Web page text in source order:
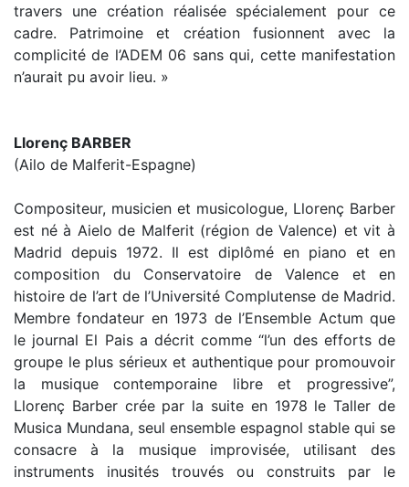
travers une création réalisée spécialement pour ce
cadre. Patrimoine et création fusionnent avec la
complicité de l’ADEM 06 sans qui, cette manifestation
n’aurait pu avoir lieu. »
Llorenç BARBER
(Ailo de Malferit-Espagne)
Compositeur, musicien et musicologue, Llorenç Barber
est né à Aielo de Malferit (région de Valence) et vit à
Madrid depuis 1972. Il est diplômé en piano et en
composition du Conservatoire de Valence et en
histoire de l’art de l’Université Complutense de Madrid.
Membre fondateur en 1973 de l’Ensemble Actum que
le journal El Pais a décrit comme “l’un des efforts de
groupe le plus sérieux et authentique pour promouvoir
la musique contemporaine libre et progressive”,
Llorenç Barber crée par la suite en 1978 le Taller de
Musica Mundana, seul ensemble espagnol stable qui se
consacre à la musique improvisée, utilisant des
instruments inusités trouvés ou construits par le